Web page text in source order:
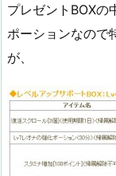
プレゼントBOXの
ポーションなので
が、